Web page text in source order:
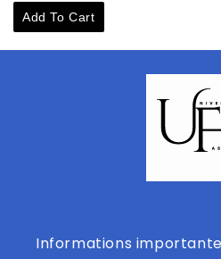
Add To Cart
Informations